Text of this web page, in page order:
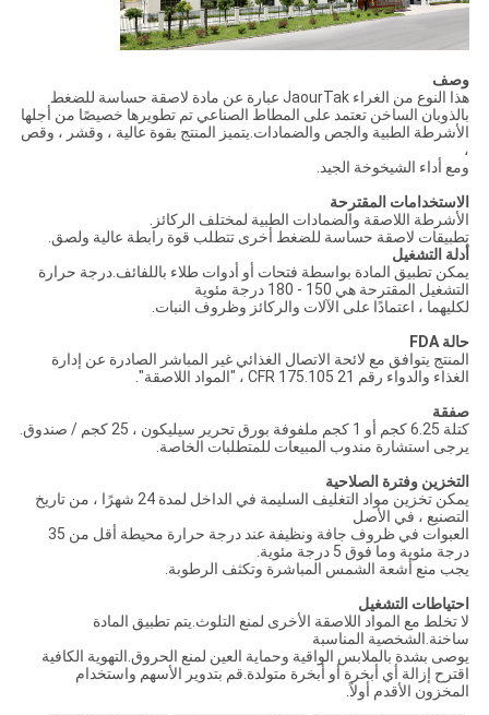
وصف
هذا النوع من الغراء JaourTak عبارة عن مادة لاصقة حساسة للضغط
بالذوبان الساخن تعتمد على المطاط الصناعي تم تطويرها خصيصًا من أجلها
الأشرطة الطبية والجص والضمادات.يتميز المنتج بقوة عالية ، وقشر ، وقص
،
ومع أداء الشيخوخة الجيد.
الاستخدامات المقترحة
الأشرطة اللاصقة والضمادات الطبية لمختلف الركائز.
تطبيقات لاصقة حساسة للضغط أخرى تتطلب قوة رابطة عالية ولصق.
أدلة التشغيل
يمكن تطبيق المادة بواسطة فتحات أو أدوات طلاء باللفائف.درجة حرارة
التشغيل المقترحة هي 150 - 180 درجة مئوية
لكليهما ، اعتمادًا على الآلات والركائز وظروف النبات.
حالة FDA
المنتج يتوافق مع لائحة الاتصال الغذائي غير المباشر الصادرة عن إدارة
الغذاء والدواء رقم 21 CFR 175.105 ، "المواد اللاصقة".
صفقة
كتلة 6.25 كجم أو 1 كجم ملفوفة بورق تحرير سيليكون ، 25 كجم / صندوق.
يرجى استشارة مندوب المبيعات للمتطلبات الخاصة.
التخزين وفترة الصلاحية
يمكن تخزين مواد التغليف السليمة في الداخل لمدة 24 شهرًا ، من تاريخ
التصنيع ، في الأصل
العبوات في ظروف جافة ونظيفة عند درجة حرارة محيطة أقل من 35
درجة مئوية وما فوق 5 درجة مئوية.
يجب منع أشعة الشمس المباشرة وتكثف الرطوبة.
احتياطات التشغيل
لا تخلط مع المواد اللاصقة الأخرى لمنع التلوث.يتم تطبيق المادة
ساخنة.الشخصية المناسبة
يوصى بشدة بالملابس الواقية وحماية العين لمنع الحروق.التهوية الكافية
اقترح إزالة أي أبخرة أو أبخرة متولدة.قم بتدوير الأسهم واستخدام
المخزون الأقدم أولاً.